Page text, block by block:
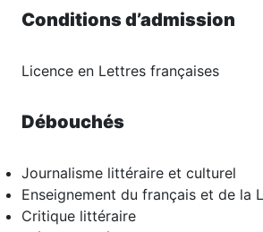
Conditions d’admission
Licence en Lettres françaises
Débouchés
Journalisme littéraire et culturel
Enseignement du français et de la
Critique littéraire